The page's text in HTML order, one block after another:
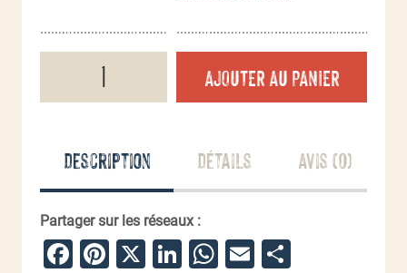
AJOUTER AU PANIER
Description Détails Avis (0)
Partager sur les réseaux :
Facebook
Pinterest
X LinkedIn
WhatsApp
Email